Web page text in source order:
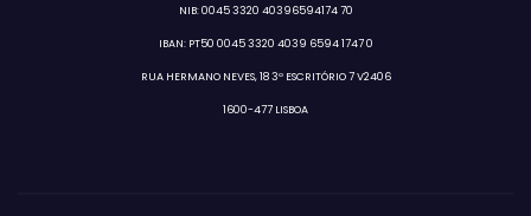
NIB: 0045 3320 40396594174 70
IBAN: PT50 0045 3320 4039 6594 1747 0
RUA HERMANO NEVES, 18 3º ESCRITÓRIO 7 V2406
1600-477 LISBOA